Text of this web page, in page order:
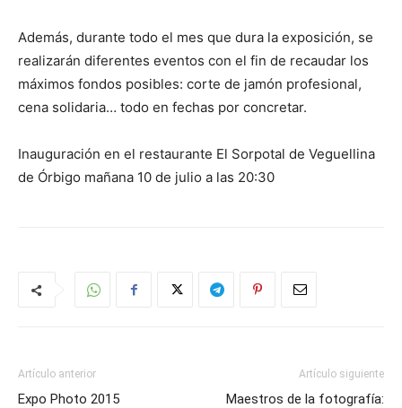
Además, durante todo el mes que dura la exposición, se
realizarán diferentes eventos con el fin de recaudar los
máximos fondos posibles: corte de jamón profesional,
cena solidaria… todo en fechas por concretar.
Inauguración en el restaurante El Sorpotal de Veguellina
de Órbigo mañana 10 de julio a las 20:30
Artículo anterior
Expo Photo 2015
Artículo siguiente
Maestros de la fotografía: